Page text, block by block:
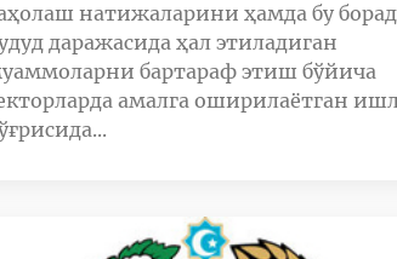
натижаларини ҳамда бу
даражасида ҳал этиладиган
бартараф этиш бўйича
амалга оширилаётган